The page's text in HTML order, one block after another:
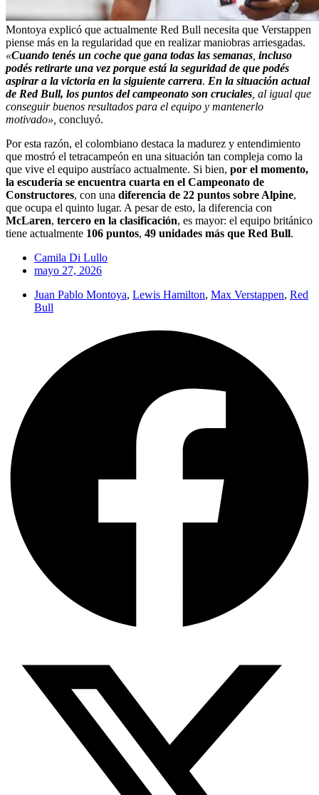
Montoya explicó que actualmente Red Bull necesita que Verstappen
piense más en la regularidad que en realizar maniobras arriesgadas.
«Cuando tenés un coche que gana todas las semanas incluso
podés retirarte una vez porque está la seguridad de que podés
aspirar a la victoria en la siguiente carrera. En la situación actual
de Red Bull, los puntos del campeonato son cruciales , al igual que
conseguir buenos resultados para el equipo y mantenerlo
motivado», concluyó.
Por esta razón, el colombiano destaca la madurez y entendimiento
que mostró el tetracampeón en una situación tan compleja como la
que vive el equipo austríaco actualmente. Si bien, por el momento,
la escudería se encuentra cuarta en el Campeonato de
Constructores, con una diferencia de 22 puntos sobre Alpine,
que ocupa el quinto lugar. A pesar de esto, la diferencia con
McLaren, tercero en la clasificación, es mayor: el equipo británico
tiene actualmente 106 puntos, 49 unidades más que Red Bull.
Camila Di Lullo
mayo 27, 2026
Juan Pablo Montoya, Lewis Hamilton, Max Verstappen, Red
Bull